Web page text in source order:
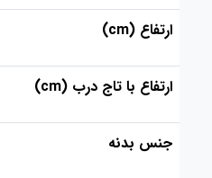
ارتفاع (cm)
ارتفاع با تاج درب (cm)
جنس بدنه